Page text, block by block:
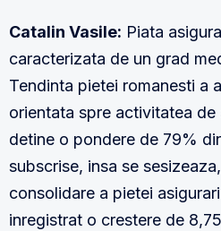
Catalin Vasile: Piata
caracterizata de un grad
Tendinta pietei romanesti a
orientata spre activitatea de
detine o pondere de 79%
subscrise, insa se
consolidare a pietei
inregistrat o crestere de